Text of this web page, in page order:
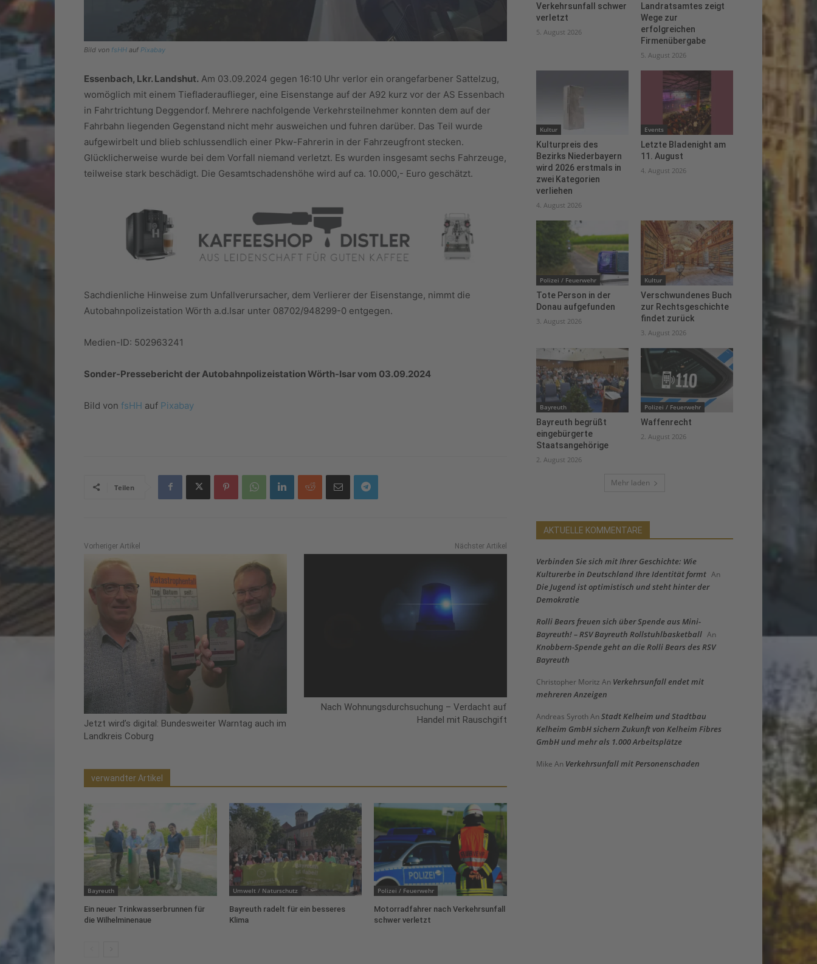
Bild von fsHH auf Pixabay
Essenbach, Lkr. Landshut. Am 03.09.2024 gegen 16:10 Uhr verlor ein orangefarbener Sattelzug,
womöglich mit einem Tiefladerauflieger, eine Eisenstange auf der A92 kurz vor der AS Essenbach
in Fahrtrichtung Deggendorf. Mehrere nachfolgende Verkehrsteilnehmer konnten dem auf der
Fahrbahn liegenden Gegenstand nicht mehr ausweichen und fuhren darüber. Das Teil wurde
aufgewirbelt und blieb schlussendlich einer Pkw-Fahrerin in der Fahrzeugfront stecken.
Glücklicherweise wurde bei dem Vorfall niemand verletzt. Es wurden insgesamt sechs Fahrzeuge,
teilweise stark beschädigt. Die Gesamtschadenshöhe wird auf ca. 10.000,- Euro geschätzt.
Sachdienliche Hinweise zum Unfallverursacher, dem Verlierer der Eisenstange, nimmt die
Autobahnpolizeistation Wörth a.d.Isar unter 08702/948299-0 entgegen.
Medien-ID: 502963241
Sonder-Pressebericht der Autobahnpolizeistation Wörth-Isar vom 03.09.2024
Bild von fsHH auf Pixabay
Teilen
Vorheriger Artikel
Jetzt wird’s digital: Bundesweiter Warntag auch im
Landkreis Coburg
Nächster Artikel
Nach Wohnungsdurchsuchung – Verdacht auf
Handel mit Rauschgift
verwandter Artikel
Bayreuth
Ein neuer Trinkwasserbrunnen für
die Wilhelminenaue
Umwelt / Naturschutz
Bayreuth radelt für ein besseres
Klima
Polizei / Feuerwehr
Motorradfahrer nach Verkehrsunfall
schwer verletzt
Verkehrsunfall schwer
verletzt
5. August 2026
Landratsamtes zeigt
Wege zur
erfolgreichen
Firmenübergabe
5. August 2026
Kultur
Kulturpreis des
Bezirks Niederbayern
wird 2026 erstmals in
zwei Kategorien
verliehen
4. August 2026
Events
Letzte Bladenight am
11. August
4. August 2026
Polizei / Feuerwehr
Tote Person in der
Donau aufgefunden
3. August 2026
Kultur
Verschwundenes Buch
zur Rechtsgeschichte
findet zurück
3. August 2026
Bayreuth
Bayreuth begrüßt
eingebürgerte
Staatsangehörige
2. August 2026
Polizei / Feuerwehr
Waffenrecht
2. August 2026
Mehr laden
AKTUELLE KOMMENTARE
Verbinden Sie sich mit Ihrer Geschichte: Wie
Kulturerbe in Deutschland Ihre Identität formt An
Die Jugend ist optimistisch und steht hinter der
Demokratie
Rolli Bears freuen sich über Spende aus Mini-
Bayreuth! – RSV Bayreuth Rollstuhlbasketball An
Knobbern-Spende geht an die Rolli Bears des RSV
Bayreuth
Christopher Moritz An Verkehrsunfall endet mit
mehreren Anzeigen
Andreas Syroth An Stadt Kelheim und Stadtbau
Kelheim GmbH sichern Zukunft von Kelheim Fibres
GmbH und mehr als 1.000 Arbeitsplätze
Mike An Verkehrsunfall mit Personenschaden